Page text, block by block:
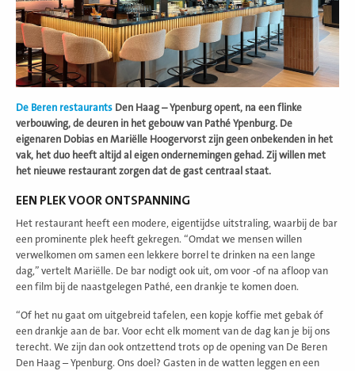
De Beren restaurants Den Haag – Ypenburg opent, na een flinke
verbouwing, de deuren in het gebouw van Pathé Ypenburg. De
eigenaren Dobias en Mariëlle Hoogervorst zijn geen onbekenden in het
vak, het duo heeft altijd al eigen ondernemingen gehad. Zij willen met
het nieuwe restaurant zorgen dat de gast centraal staat.
EEN PLEK VOOR ONTSPANNING
Het restaurant heeft een modere, eigentijdse uitstraling, waarbij de bar
een prominente plek heeft gekregen. “Omdat we mensen willen
verwelkomen om samen een lekkere borrel te drinken na een lange
dag,” vertelt Mariëlle. De bar nodigt ook uit, om voor -of na afloop van
een film bij de naastgelegen Pathé, een drankje te komen doen.
“Of het nu gaat om uitgebreid tafelen, een kopje koffie met gebak óf
een drankje aan de bar. Voor echt elk moment van de dag kan je bij ons
terecht. We zijn dan ook ontzettend trots op de opening van De Beren
Den Haag – Ypenburg. Ons doel? Gasten in de watten leggen en een